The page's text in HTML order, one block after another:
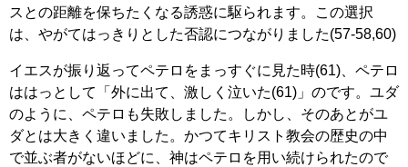
スとの距離を保ちたくなる誘惑に駆られます。この選択
は、やがてはっきりとした否認につながりました(57-58,60)
イエスが振り返ってペテロをまっすぐに見た時(61)、ペテロ
ははっとして「外に出て、激しく泣いた(61)」のです。ユダ
のように、ペテロも失敗しました。しかし、そのあとがユ
ダとは大きく違いました。かつてキリスト教会の歴史の中
で並ぶ者がないほどに、神はペテロを用い続けられたので